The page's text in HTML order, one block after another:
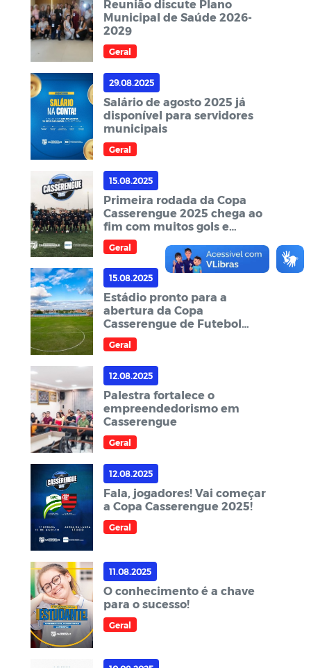
Reunião discute Plano
Municipal de Saúde 2026-
2029
Geral
29.08.2025
Salário de agosto 2025 já
disponível para servidores
municipais
Geral
15.08.2025
Primeira rodada da Copa
Casserengue 2025 chega ao
fim com muitos gols e
emoções
Geral
15.08.2025
Estádio pronto para a
abertura da Copa
Casserengue de Futebol
2025
Geral
12.08.2025
Palestra fortalece o
empreendedorismo em
Casserengue
Geral
12.08.2025
Fala, jogadores! Vai começar
a Copa Casserengue 2025!
Geral
11.08.2025
O conhecimento é a chave
para o sucesso!
Geral